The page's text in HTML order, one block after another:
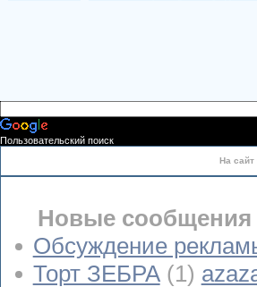
Пользовательский поиск
На сайт
Новые сообщения
Обсуждение
Торт ЗЕБРА (1)